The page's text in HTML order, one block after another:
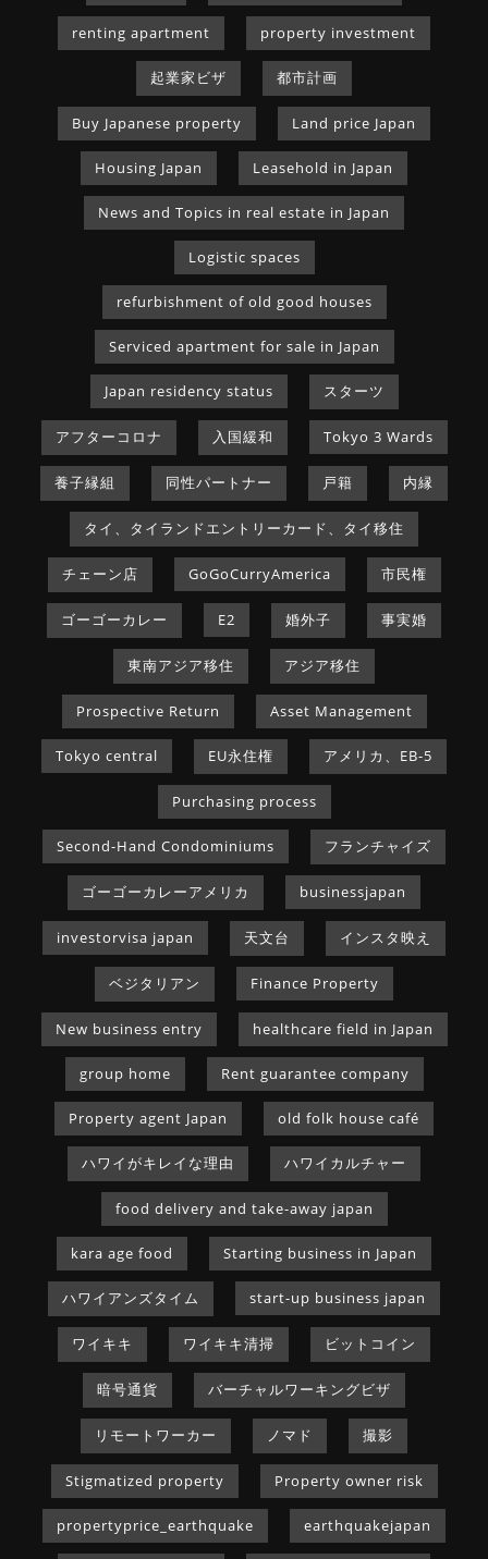
renting apartment property investment
起業家ビザ 都市計画
Buy Japanese property Land price Japan
Housing Japan Leasehold in Japan
News and Topics in real estate in Japan
Logistic spaces
refurbishment of old good houses
Serviced apartment for sale in Japan
Japan residency status スターツ
アフターコロナ 入国緩和 Tokyo 3 Wards
養子縁組 同性パートナー 戸籍 内縁
タイ、タイランドエントリーカード、タイ移住
チェーン店 GoGoCurryAmerica 市民権
ゴーゴーカレー E2 婚外子 事実婚
東南アジア移住 アジア移住
Prospective Return Asset Management
Tokyo central EU永住権 アメリカ、EB-5
Purchasing process
Second-Hand Condominiums フランチャイズ
ゴーゴーカレーアメリカ businessjapan
investorvisa japan 天文台 インスタ映え
ベジタリアン Finance Property
New business entry healthcare field in Japan
group home Rent guarantee company
Property agent Japan old folk house café
ハワイがキレイな理由 ハワイカルチャー
food delivery and take-away japan
kara age food Starting business in Japan
ハワイアンズタイム start-up business japan
ワイキキ ワイキキ清掃 ビットコイン
暗号通貨 バーチャルワーキングビザ
リモートワーカー ノマド 撮影
Stigmatized property Property owner risk
propertyprice_earthquake earthquakejapan